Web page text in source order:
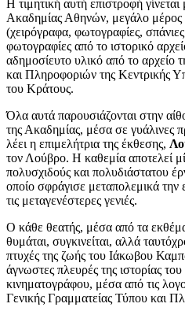
Η τιμητική αυτή επιστροφή
Ακαδημίας Αθηνών, μεγάλο μέρος
(χειρόγραφα, φωτογραφίες,
φωτογραφίες από το ιστορικό
αδημοσίευτο υλικό από το αρχείο
και Πληροφοριών της Κεντρικής
του Κράτους.
Όλα αυτά παρουσιάζονται στην
της Ακαδημίας, μέσα σε γυάλινες
λέει η επιμελήτρια της έκθεσης,
τον Λούβρο. Η καθεμία αποτελεί
πολυσχιδούς και πολυδιάστατου
οποίο σφράγισε μεταπολεμικά την
τις μεταγενέστερες γενιές.
Ο κάθε θεατής, μέσα από τα
θυμάται, συγκινείται, αλλά
πτυχές της ζωής του Ιάκωβου
άγνωστες πλευρές της ιστορίας
κινηματογράφου, μέσα από τις
Γενικής Γραμματείας Τύπου και